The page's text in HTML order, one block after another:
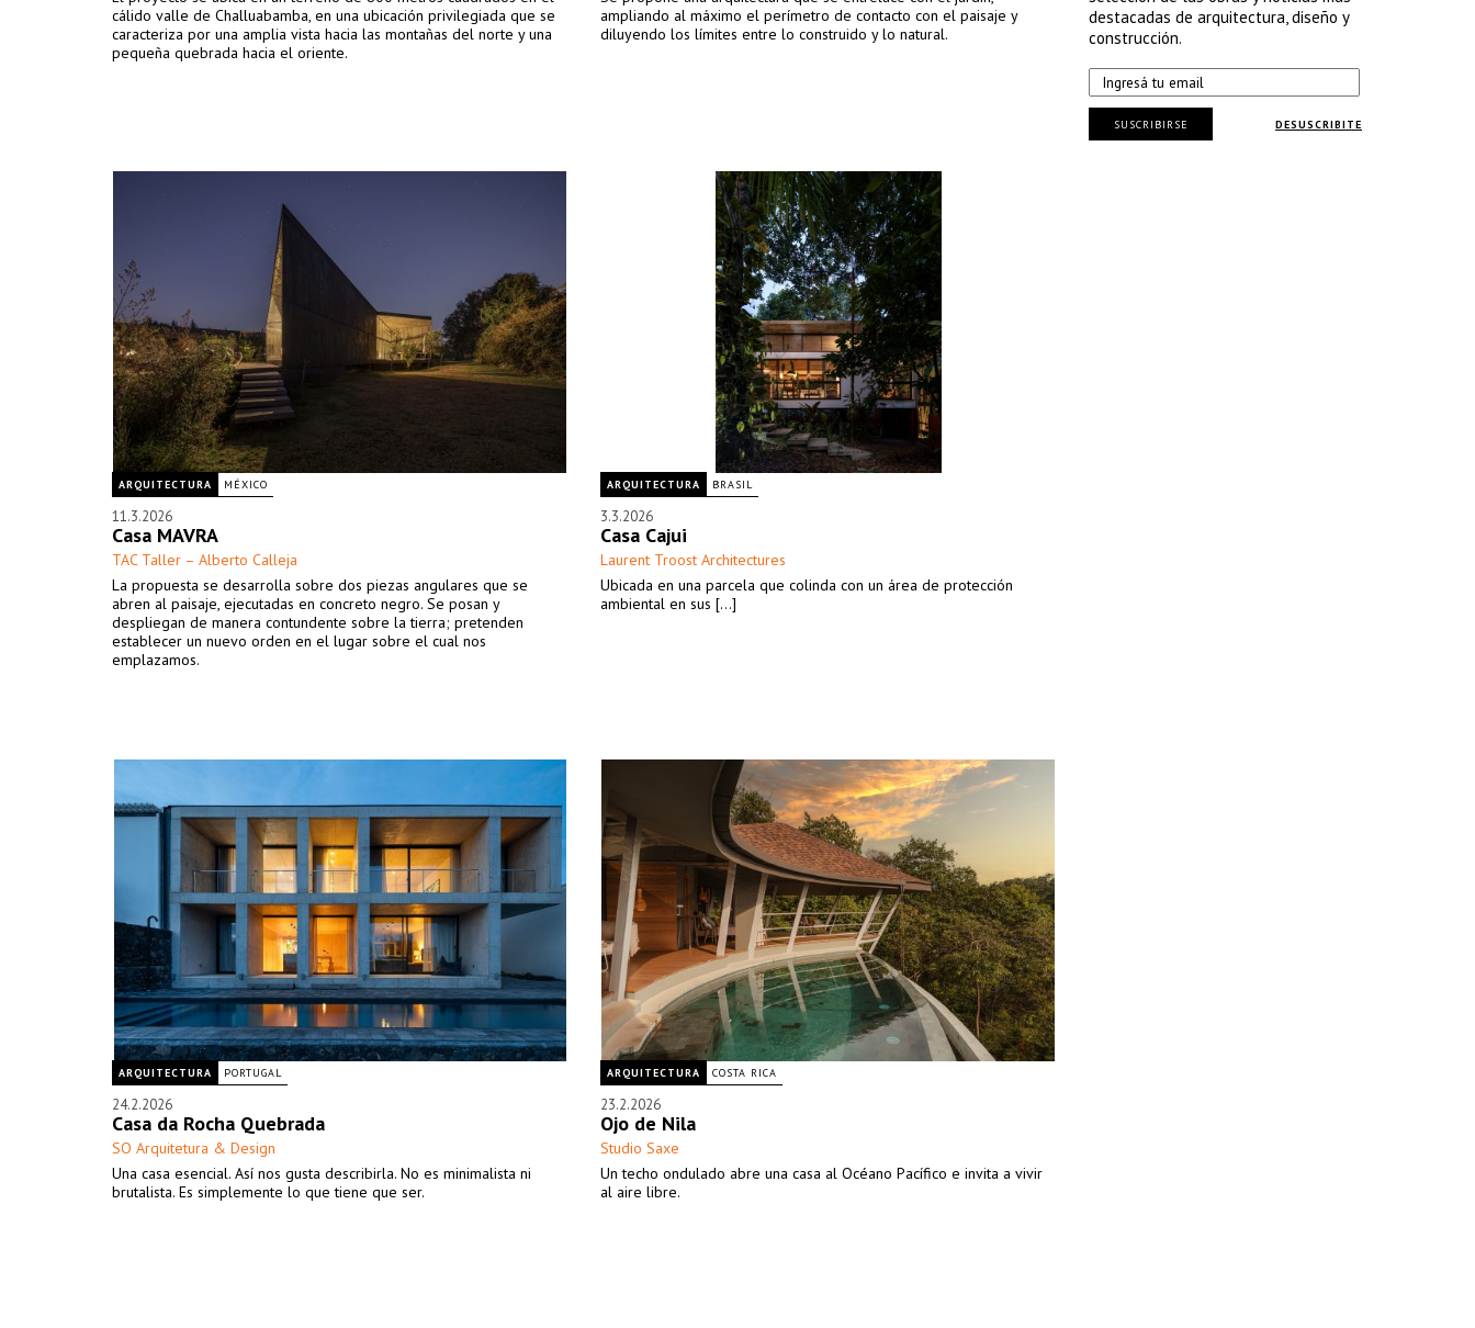
cálido valle de Challuabamba, en una ubicación privilegiada que se
caracteriza por una amplia vista hacia las montañas del norte y una
pequeña quebrada hacia el oriente.
ampliando al máximo el perímetro de contacto con el paisaje y
diluyendo los límites entre lo construido y lo natural.
ARQUITECTURA MÉXICO
11.3.2026
Casa MAVRA
TAC Taller – Alberto Calleja
La propuesta se desarrolla sobre dos piezas angulares que se
abren al paisaje, ejecutadas en concreto negro. Se posan y
despliegan de manera contundente sobre la tierra; pretenden
establecer un nuevo orden en el lugar sobre el cual nos
emplazamos.
ARQUITECTURA BRASIL
3.3.2026
Casa Cajui
Laurent Troost Architectures
Ubicada en una parcela que colinda con un área de protección
ambiental en sus [...]
ARQUITECTURA PORTUGAL
24.2.2026
Casa da Rocha Quebrada
SO Arquitetura & Design
Una casa esencial. Así nos gusta describirla. No es minimalista ni
brutalista. Es simplemente lo que tiene que ser.
ARQUITECTURA COSTA RICA
23.2.2026
Ojo de Nila
Studio Saxe
Un techo ondulado abre una casa al Océano Pacífico e invita a vivir
al aire libre.
destacadas de arquitectura, diseño y
construcción.
DESUSCRIBITE
SUSCRIBIRSE